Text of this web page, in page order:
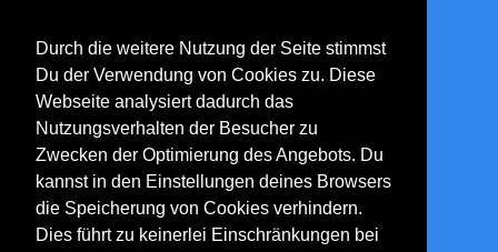
Durch die weitere Nutzung der Seite stimmst
Du der Verwendung von Cookies zu. Diese
Webseite analysiert dadurch das
Nutzungsverhalten der Besucher zu
Zwecken der Optimierung des Angebots. Du
kannst in den Einstellungen deines Browsers
die Speicherung von Cookies verhindern.
Dies führt zu keinerlei Einschränkungen bei